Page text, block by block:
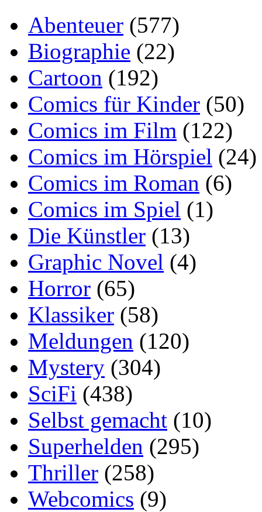
Abenteuer (577)
Biographie (22)
Cartoon (192)
Comics für Kinder (50)
Comics im Film (122)
Comics im Hörspiel (24)
Comics im Roman (6)
Comics im Spiel (1)
Die Künstler (13)
Graphic Novel (4)
Horror (65)
Klassiker (58)
Meldungen (120)
Mystery (304)
SciFi (438)
Selbst gemacht (10)
Superhelden (295)
Thriller (258)
Webcomics (9)